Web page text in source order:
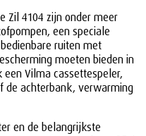
Zil 4104 zijn onder meer
een speciale
ruiten met
moeten bieden in
Vilma cassettespeler,
de achterbank, verwarming
en de belangrijkste